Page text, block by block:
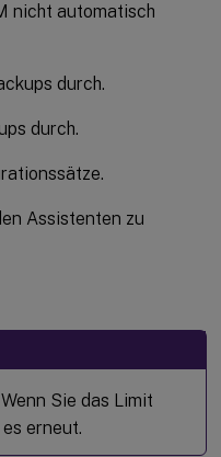
nicht automatisch
durch.
durch.
Assistenten zu
Sie das Limit
erneut.